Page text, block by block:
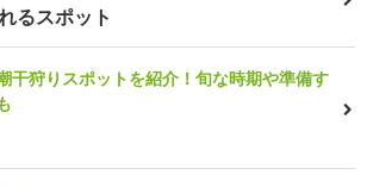
るスポット
干狩りスポットを紹介！旬な時期や準備す